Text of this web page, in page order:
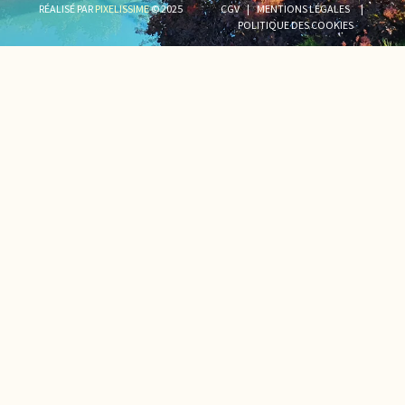
RÉALISÉ PAR PIXELISSIME© 2025 CGV|MENTIONS LÉGALES|
POLITIQUE DES COOKIES